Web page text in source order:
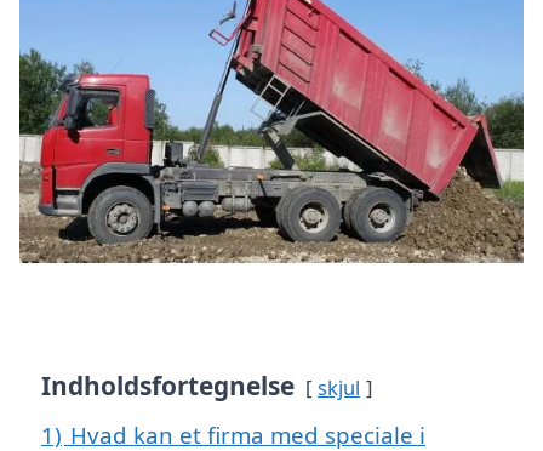
Indholdsfortegnelse skjul
1) Hvad kan et firma med speciale i